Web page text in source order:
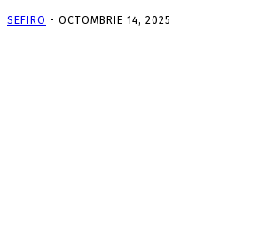
SEFIRO - OCTOMBRIE 14, 2025